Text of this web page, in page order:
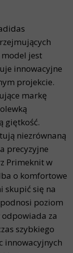
jest
innowacyjne
projekcie.
markę
giętkość.
niezrównaną
precyzyjne
Primeknit w
o komfortowe
skupić się na
poziom
odpowiada za
szybkiego
innowacyjnych